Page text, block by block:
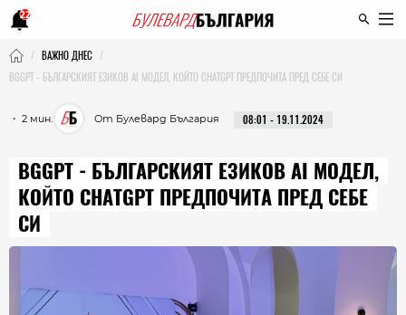
22
ВАЖНО ДНЕС
BGGPT - БЪЛГАРСКИЯТ ЕЗИКОВ AI МОДЕЛ, КОЙТО CHATGPT ПРЕДПОЧИТА ПРЕД СЕБЕ СИ
・ 2 мин. От Булевард България 08:01 - 19.11.2024
BGGPT - БЪЛГАРСКИЯТ ЕЗИКОВ AI МОДЕЛ,
КОЙТО CHATGPT ПРЕДПОЧИТА ПРЕД СЕБЕ
СИ